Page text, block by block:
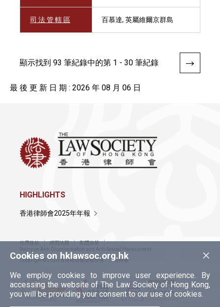
司 法 管 轄 區 百慕達, 英屬維爾京群島
顯示找到 93 筆紀錄中的第 1 - 30 筆紀錄
最 後 更 新 日 期 : 2026 年 08 月 06 日
×
Cookies on hklawsoc.org.hk
We employ cookies to improve user experience. By
accessing the website of The Law Society of Hong Kong,
you will be providing your consent to our use of cookies.
HIGHLIGHTS
香港律師會2025年年報
使用條款 網頁地圖
私隱政策
Policy on Anti-Discrimination and Anti-Sexual Harassment
Copyright © 2026 香港律師會版權所有，不得轉載